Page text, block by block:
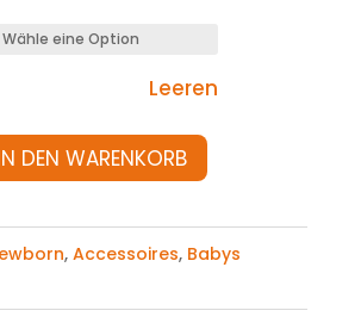
Leeren
DEN WARENKORB
, Accessoires, Babys